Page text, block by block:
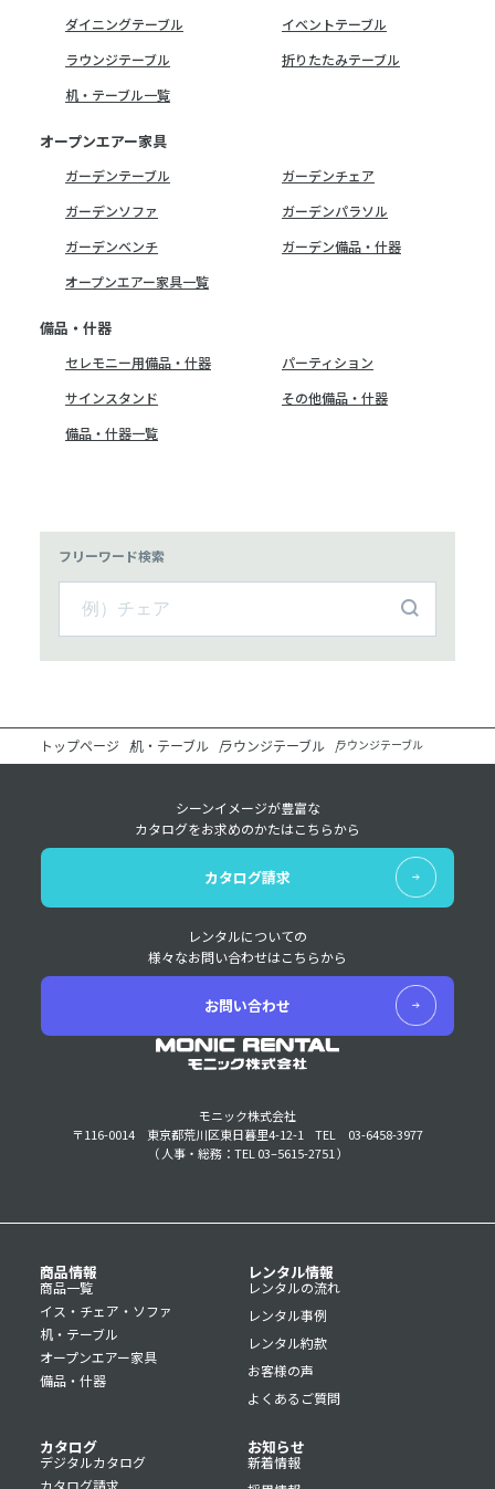
ダイニングテーブル
イベントテーブル
ラウンジテーブル
折りたたみテーブル
机・テーブル一覧
オープンエアー家具
ガーデンテーブル
ガーデンチェア
ガーデンソファ
ガーデンパラソル
ガーデンベンチ
ガーデン備品・什器
オープンエアー家具一覧
備品・什器
セレモニー用備品・什器
パーティション
サインスタンド
その他備品・什器
備品・什器一覧
フリーワード検索
トップページ 机・テーブル ラウンジテーブル ラウンジテーブル
モニック株式会社
〒116-0014 東京都荒川区東日暮里4-12-1
TEL 03-6458-3977
（ 人事・総務：TEL 03–5615-2751 ）
シーンイメージが豊富な
カタログをお求めのかたはこちらから
カタログ請求
レンタルについての
様々なお問い合わせはこちらから
お問い合わせ
商品情報
商品一覧
イス・チェア・ソファ
机・テーブル
オープンエアー家具
備品・什器
レンタル情報
レンタルの流れ
レンタル事例
レンタル約款
お客様の声
よくあるご質問
カタログ
デジタルカタログ
カタログ請求
お知らせ
新着情報